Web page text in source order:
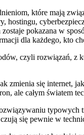
które mają
pokazana w
dla każdego, kto
czyli rozwiązań,
się internet,
ale całym światem
się pewnie w